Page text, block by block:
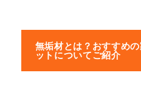
無垢材とは？おすすめ
ットについてご紹介